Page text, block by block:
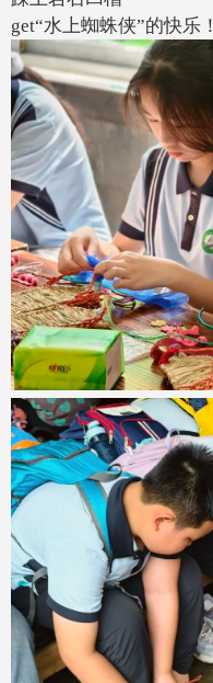
get“水上蜘蛛侠”的快乐！